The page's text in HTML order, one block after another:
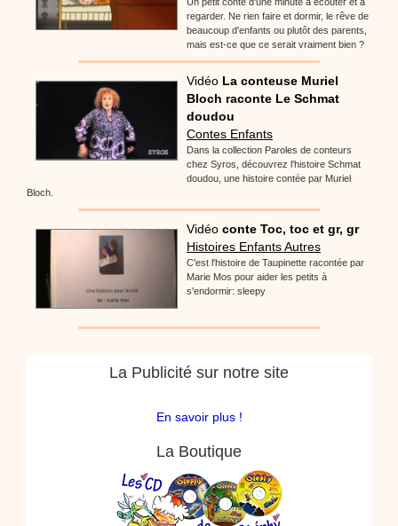
regarder. Ne rien faire et dormir, le rêve de
beaucoup d'enfants ou plutôt des parents,
mais est-ce que ce serait vraiment bien ?
Vidéo La conteuse Muriel
Bloch raconte Le Schmat
doudou
Contes Enfants
Dans la collection Paroles de conteurs
chez Syros, découvrez l'histoire Schmat
doudou, une histoire contée par Muriel
Bloch.
Vidéo conte Toc, toc et gr, gr
Histoires Enfants Autres
C'est l'histoire de Taupinette racontée par
Marie Mos pour aider les petits à
s'endormir: sleepy
La Publicité sur notre site
En savoir plus !
La Boutique